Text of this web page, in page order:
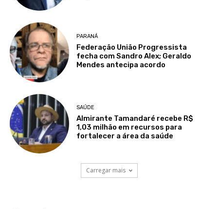
PARANÁ
Federação União Progressista
fecha com Sandro Alex; Geraldo
Mendes antecipa acordo
SAÚDE
Almirante Tamandaré recebe R$
1,03 milhão em recursos para
fortalecer a área da saúde
Carregar mais